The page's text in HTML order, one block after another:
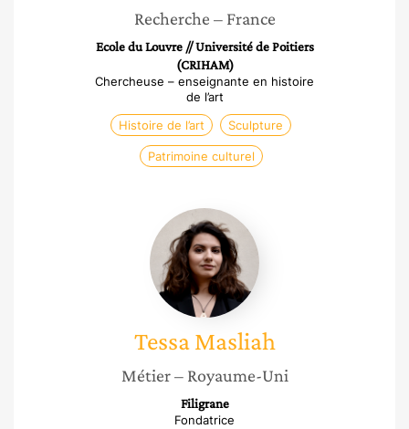
Recherche – France
Ecole du Louvre // Université de Poitiers
(CRIHAM)
Chercheuse – enseignante en histoire
de l’art
Histoire de l’art
Sculpture
Patrimoine culturel
Tessa
Masliah
Tessa Masliah
Métier – Royaume-Uni
Filigrane
Fondatrice